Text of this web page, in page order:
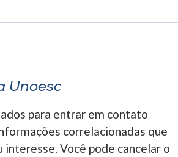
Unoesc
para entrar em contato
correlacionadas que
interesse. Você pode cancelar o